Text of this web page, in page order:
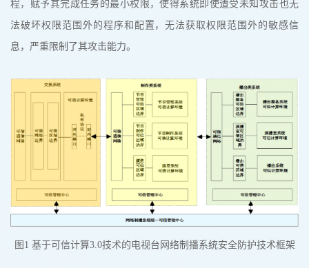
程，赋予其完成任务的最小权限，使得系统即使遭受未知攻击也无
法破坏权限范围外的程序和配置，无法获取权限范围外的敏感信
息，严重限制了其攻击能力。
图1 基于可信计算3.0技术的电视台网络制播系统安全防护技术框架